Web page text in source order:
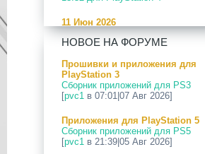
11 Июн 2026
[PS5] Программное Обеспечение
26.04-13.40.00 для PlayStation 5
24 Апр 2026
[PS5] Программное Обеспечение
26.03-13.20.00 для PlayStation 5
12 Апр 2026
[PS Portal] Программное
Обеспечение 7.0.2 для PS Portal
НОВОЕ НА ФОРУМЕ
Прошивки и приложения для
PlayStation 3
Сборник приложений для PS3
[pvc1 в 07:01|07 Авг 2026]
Приложения для PlayStation 5
Сборник приложений для PS5
[pvc1 в 21:39|05 Авг 2026]